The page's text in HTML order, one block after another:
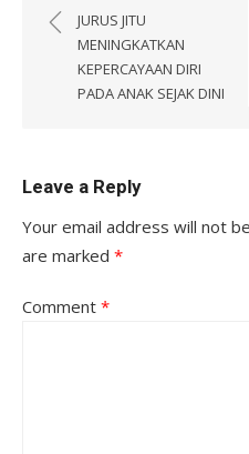
navigation
JURUS JITU
MENINGKATKAN
KEPERCAYAAN DIRI
PADA ANAK SEJAK DINI
Leave a Reply
Your email address will not
are marked *
Comment *